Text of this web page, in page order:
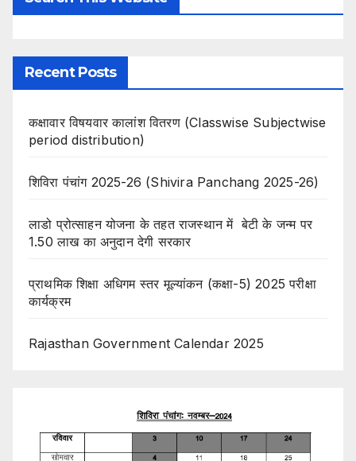
Recent Posts
कक्षावार विषयवार कालांश वितरण (Classwise Subjectwise
period distribution)
शिविरा पंचांग 2025-26 (Shivira Panchang 2025-26)
लाडो प्रोत्साहन योजना के तहत राजस्थान में बेटी के जन्म पर
1.50 लाख का अनुदान देगी सरकार
प्राथमिक शिक्षा अधिगम स्तर मूल्यांकन (कक्षा-5) 2025 परीक्षा
कार्यक्रम
Rajasthan Government Calendar 2025